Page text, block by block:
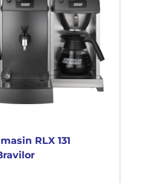
RLX 131